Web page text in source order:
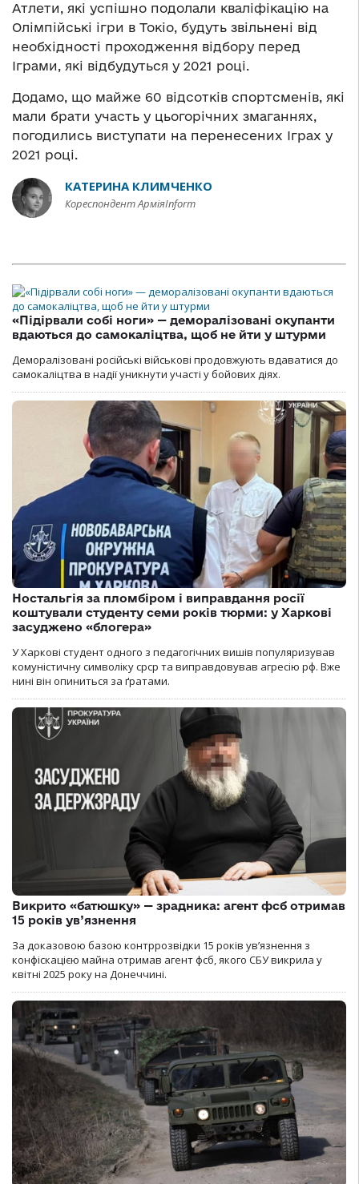
Атлети, які успішно подолали кваліфікацію на
Олімпійські ігри в Токіо, будуть звільнені від
необхідності проходження відбору перед
Іграми, які відбудуться у 2021 році.
Додамо, що майже 60 відсотків спортсменів, які
мали брати участь у цьогорічних змаганнях,
погодились виступати на перенесених Іграх у
2021 році.
КАТЕРИНА КЛИМЧЕНКО
Кореспондент АрміяInform
«Підірвали собі ноги» — деморалізовані окупанти
вдаються до самокаліцтва, щоб не йти у штурми
Деморалізовані російські військові продовжують вдаватися до
самокаліцтва в надії уникнути участі у бойових діях.
Ностальгія за пломбіром і виправдання росії
коштували студенту семи років тюрми: у Харкові
засуджено «блогера»
У Харкові студент одного з педагогічних вишів популяризував
комуністичну символіку срср та виправдовував агресію рф. Вже
нині він опиниться за ґратами.
Викрито «батюшку» — зрадника: агент фсб отримав
15 років ув’язнення
За доказовою базою контррозвідки 15 років увʼязнення з
конфіскацією майна отримав агент фсб, якого СБУ викрила у
квітні 2025 року на Донеччині.